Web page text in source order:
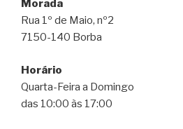
Morada
Rua 1º de Maio, nº2
7150-140 Borba
Horário
Quarta-Feira a Domingo
das 10:00 às 17:00